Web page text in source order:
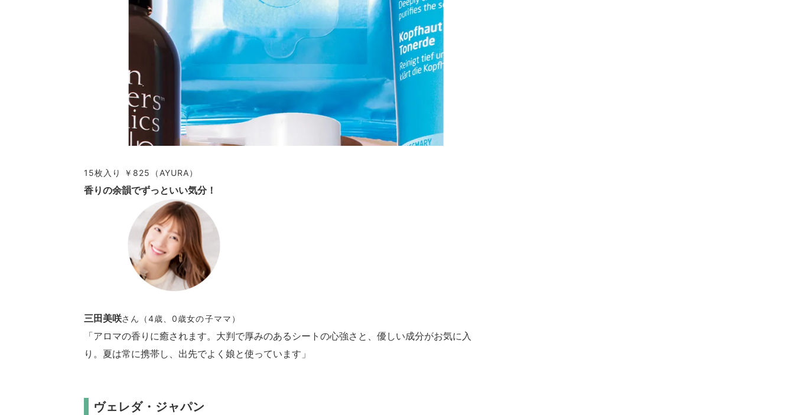
15枚入り ￥825（AYURA）
香りの余韻でずっといい気分！
三田美咲さん（4歳、0歳女の子ママ）
「アロマの香りに癒されます。大判で厚みのあるシートの心強さと、優しい成分がお気に入
り。夏は常に携帯し、出先でよく娘と使っています」
ヴェレダ・ジャパン